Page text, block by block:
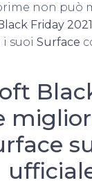
non può
Friday 2021
suoi Surface